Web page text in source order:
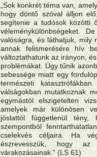
„Sok konkrét téma van,
hogy döntő szóval álljon
segítenie a tudósok közötti
véleménykülönbségeket.
valóságra, és láthatjuk, mily
annak felismerésére hív
változtathatunk az irányon,
problémákat. Úgy tűnik
sebessége miatt egy
természeti
válságokban mutatkoznak
egymástól elszigetelten
amelyek már különösen
jóslattól függetlenül
szempontból
cselekvés céljaira. Ha
észrevesszük, hogy
várakozásainak.” (LS 61)